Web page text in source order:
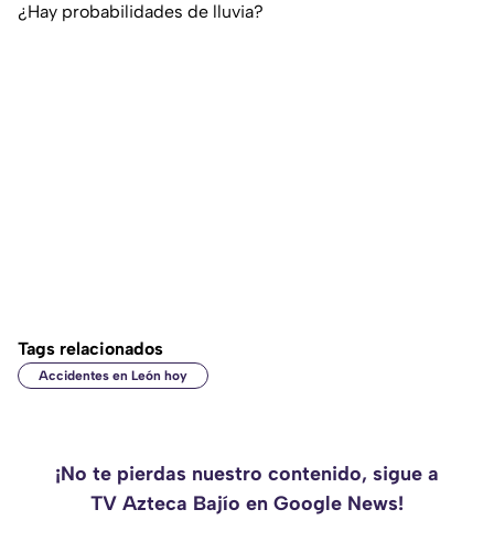
¿Hay probabilidades de lluvia?
Tags relacionados
Accidentes en León hoy
¡No te pierdas nuestro contenido, sigue a
TV Azteca Bajío en Google News!